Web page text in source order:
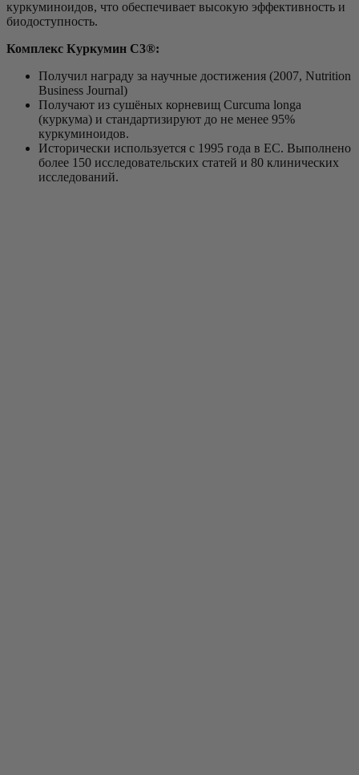
куркуминоидов, что обеспечивает высокую эффективность и
биодоступность.
Комплекс Куркумин C3®:
Получил награду за научные достижения (2007, Nutrition
Business Journal)
Получают из сушёных корневищ Curcuma longa
(куркума) и стандартизируют до не менее 95%
куркуминоидов.
Исторически используется с 1995 года в ЕС. Выполнено
более 150 исследовательских статей и 80 клинических
исследований.